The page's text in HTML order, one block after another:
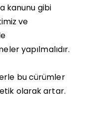
kanunu gibi
ve
yapılmalıdır.
bu cürümler
olarak artar.